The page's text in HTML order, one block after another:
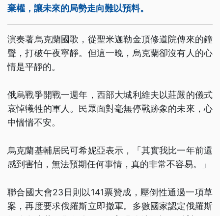
棄權，讓未來的局勢走向難以預料。
演奏著烏克蘭國歌，從聖米迦勒金頂修道院傳來的鐘
聲，打破午夜寧靜。但這一晚，烏克蘭卻沒有人的心
情是平靜的。
俄烏戰爭開戰一週年，西部大城利維夫以莊嚴的儀式
哀悼犧牲的軍人。民眾面對毫無停戰跡象的未來，心
中惴惴不安。
烏克蘭基輔居民可希妮亞表示，「其實我比一年前還
感到害怕，無法預期任何事情，真的非常不容易。」
聯合國大會23日則以141票贊成，壓倒性通過一項草
案，再度要求俄羅斯立即撤軍。多數國家認定俄羅斯